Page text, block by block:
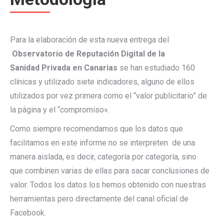
Para la elaboración de esta nueva entrega del
Observatorio de Reputación Digital de la
Sanidad Privada en Canarias se han estudiado 160
clínicas y utilizado siete indicadores, alguno de ellos
utilizados por vez primera como el “valor publicitario” de
la página y el “compromiso».
Como siempre recomendamos que los datos que
facilitamos en este informe no se interpreten de una
manera aislada, es decir, categoría por categoría, sino
que combinen varias de ellas para sacar conclusiones de
valor. Todos los datos los hemos obtenido con nuestras
herramientas pero directamente del canal oficial de
Facebook.